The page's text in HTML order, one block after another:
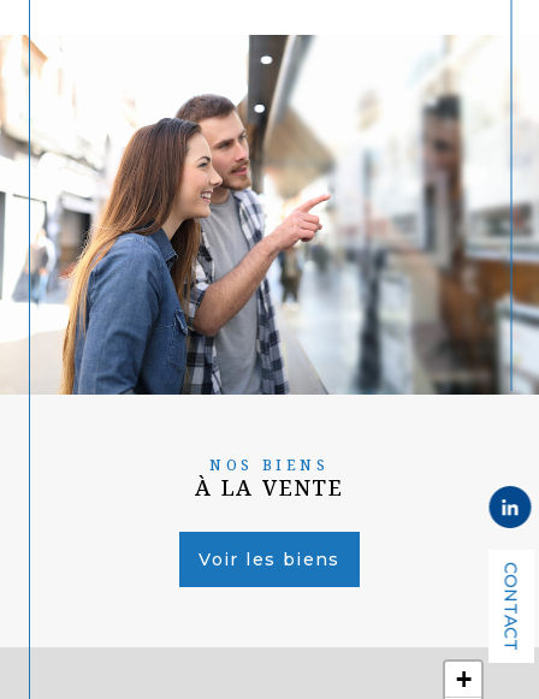
CONTACT
+
NOS BIENS
À LA VENTE
Voir les biens